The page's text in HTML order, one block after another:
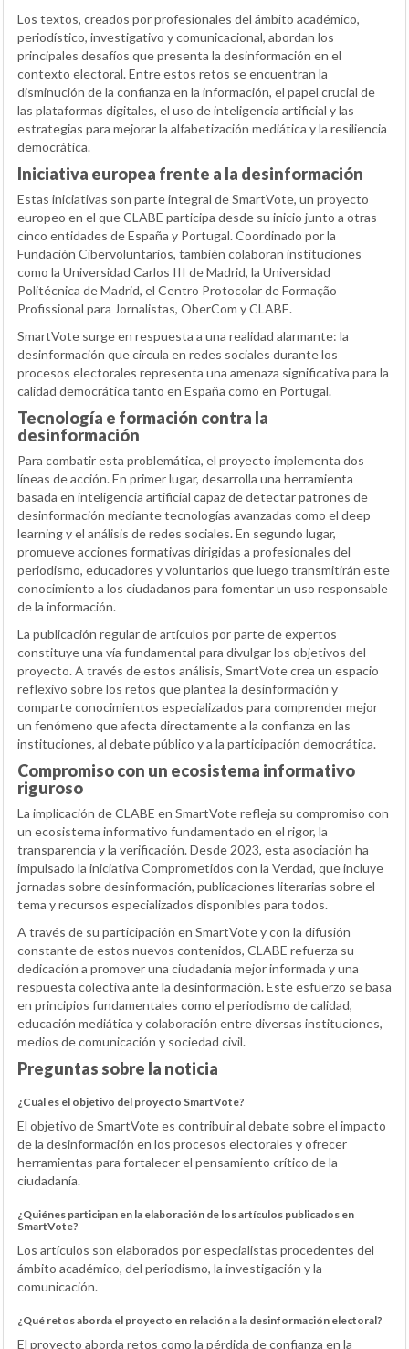
Los textos, creados por profesionales del ámbito académico,
periodístico, investigativo y comunicacional, abordan los
principales desafíos que presenta la desinformación en el
contexto electoral. Entre estos retos se encuentran la
disminución de la confianza en la información, el papel crucial de
las plataformas digitales, el uso de inteligencia artificial y las
estrategias para mejorar la alfabetización mediática y la resiliencia
democrática.
Iniciativa europea frente a la desinformación
Estas iniciativas son parte integral de SmartVote, un proyecto
europeo en el que CLABE participa desde su inicio junto a otras
cinco entidades de España y Portugal. Coordinado por la
Fundación Cibervoluntarios, también colaboran instituciones
como la Universidad Carlos III de Madrid, la Universidad
Politécnica de Madrid, el Centro Protocolar de Formação
Profissional para Jornalistas, OberCom y CLABE.
SmartVote surge en respuesta a una realidad alarmante: la
desinformación que circula en redes sociales durante los
procesos electorales representa una amenaza significativa para la
calidad democrática tanto en España como en Portugal.
Tecnología e formación contra la
desinformación
Para combatir esta problemática, el proyecto implementa dos
líneas de acción. En primer lugar, desarrolla una herramienta
basada en inteligencia artificial capaz de detectar patrones de
desinformación mediante tecnologías avanzadas como el deep
learning y el análisis de redes sociales. En segundo lugar,
promueve acciones formativas dirigidas a profesionales del
periodismo, educadores y voluntarios que luego transmitirán este
conocimiento a los ciudadanos para fomentar un uso responsable
de la información.
La publicación regular de artículos por parte de expertos
constituye una vía fundamental para divulgar los objetivos del
proyecto. A través de estos análisis, SmartVote crea un espacio
reflexivo sobre los retos que plantea la desinformación y
comparte conocimientos especializados para comprender mejor
un fenómeno que afecta directamente a la confianza en las
instituciones, al debate público y a la participación democrática.
Compromiso con un ecosistema informativo
riguroso
La implicación de CLABE en SmartVote refleja su compromiso con
un ecosistema informativo fundamentado en el rigor, la
transparencia y la verificación. Desde 2023, esta asociación ha
impulsado la iniciativa Comprometidos con la Verdad, que incluye
jornadas sobre desinformación, publicaciones literarias sobre el
tema y recursos especializados disponibles para todos.
A través de su participación en SmartVote y con la difusión
constante de estos nuevos contenidos, CLABE refuerza su
dedicación a promover una ciudadanía mejor informada y una
respuesta colectiva ante la desinformación. Este esfuerzo se basa
en principios fundamentales como el periodismo de calidad,
educación mediática y colaboración entre diversas instituciones,
medios de comunicación y sociedad civil.
Preguntas sobre la noticia
¿Cuál es el objetivo del proyecto SmartVote?
El objetivo de SmartVote es contribuir al debate sobre el impacto
de la desinformación en los procesos electorales y ofrecer
herramientas para fortalecer el pensamiento crítico de la
ciudadanía.
¿Quiénes participan en la elaboración de los artículos publicados en
SmartVote?
Los artículos son elaborados por especialistas procedentes del
ámbito académico, del periodismo, la investigación y la
comunicación.
¿Qué retos aborda el proyecto en relación a la desinformación electoral?
El proyecto aborda retos como la pérdida de confianza en la